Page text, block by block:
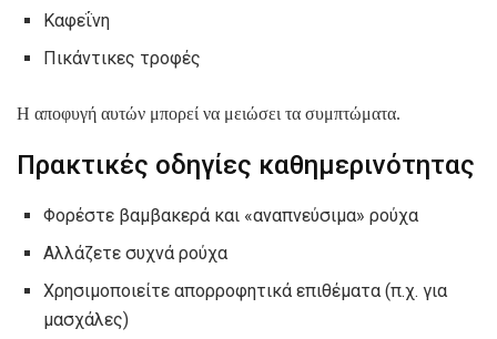
Καφεΐνη
Πικάντικες τροφές
Η αποφυγή αυτών μπορεί να μειώσει τα συμπτώματα.
Πρακτικές οδηγίες καθημερινότητας
Φορέστε βαμβακερά και «αναπνεύσιμα» ρούχα
Αλλάζετε συχνά ρούχα
Χρησιμοποιείτε απορροφητικά επιθέματα (π.χ. για
μασχάλες)